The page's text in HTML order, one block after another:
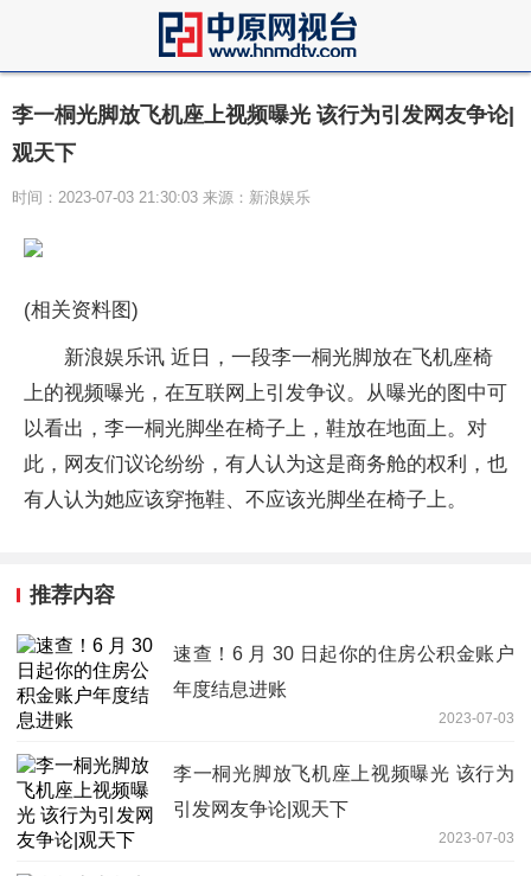
李一桐光脚放飞机座上视频曝光 该行为引发网友争论|
观天下
时间：2023-07-03 21:30:03 来源：新浪娱乐
(相关资料图)
新浪娱乐讯 近日，一段李一桐光脚放在飞机座椅
上的视频曝光，在互联网上引发争议。从曝光的图中可
以看出，李一桐光脚坐在椅子上，鞋放在地面上。对
此，网友们议论纷纷，有人认为这是商务舱的权利，也
有人认为她应该穿拖鞋、不应该光脚坐在椅子上。
推荐内容
速查！6 月 30 日起你的住房公积金账户
年度结息进账
2023-07-03
李一桐光脚放飞机座上视频曝光 该行为
引发网友争论|观天下
2023-07-03